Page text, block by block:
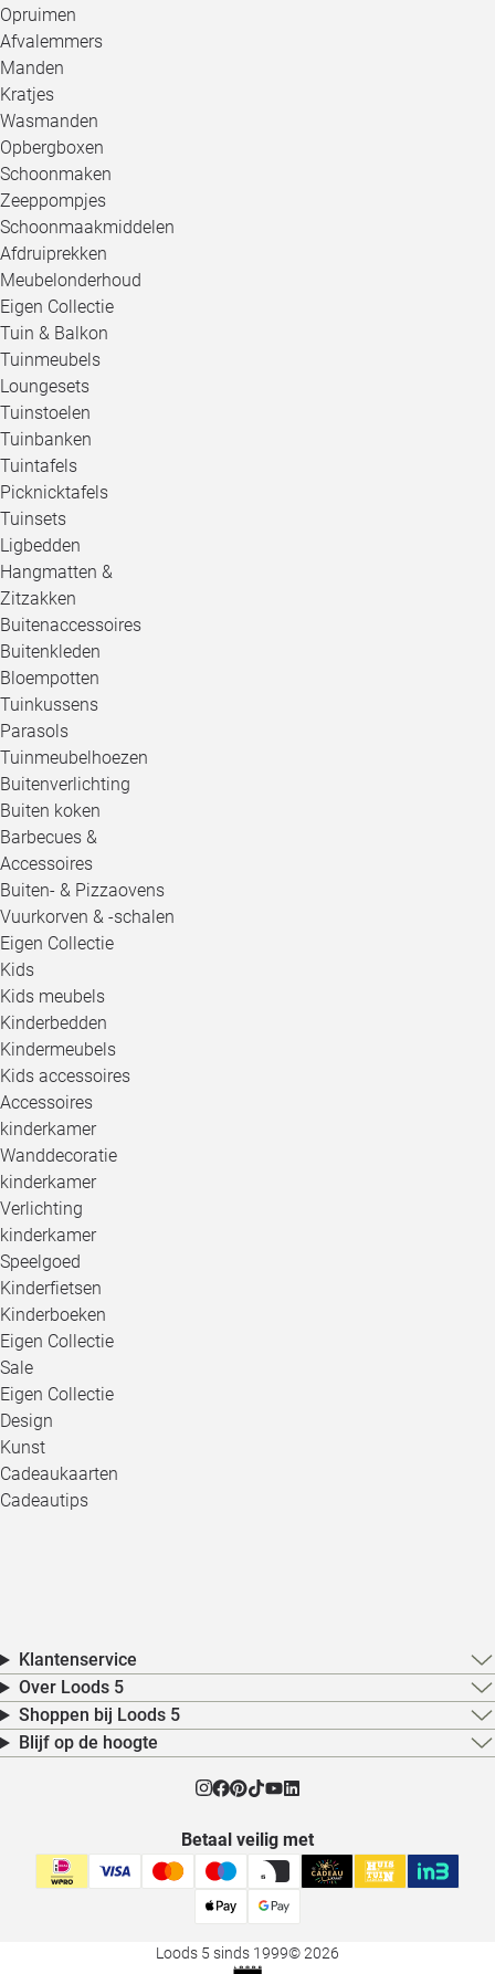
Opruimen
Afvalemmers
Manden
Kratjes
Wasmanden
Opbergboxen
Schoonmaken
Zeeppompjes
Schoonmaakmiddelen
Afdruiprekken
Meubelonderhoud
Eigen Collectie
Tuin & Balkon
Tuinmeubels
Loungesets
Tuinstoelen
Tuinbanken
Tuintafels
Picknicktafels
Tuinsets
Ligbedden
Hangmatten &
Zitzakken
Buitenaccessoires
Buitenkleden
Bloempotten
Tuinkussens
Parasols
Tuinmeubelhoezen
Buitenverlichting
Buiten koken
Barbecues &
Accessoires
Buiten- & Pizzaovens
Vuurkorven & -schalen
Eigen Collectie
Kids
Kids meubels
Kinderbedden
Kindermeubels
Kids accessoires
Accessoires
kinderkamer
Wanddecoratie
kinderkamer
Verlichting
kinderkamer
Speelgoed
Kinderfietsen
Kinderboeken
Eigen Collectie
Sale
Eigen Collectie
Design
Kunst
Cadeaukaarten
Cadeautips
Klantenservice
Over Loods 5
Shoppen bij Loods 5
Blijf op de hoogte
Betaal veilig met
Loods 5 sinds 1999© 2026